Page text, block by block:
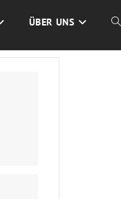
ÜBER UNS